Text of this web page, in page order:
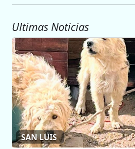
Ultimas Noticias
SAN LUIS